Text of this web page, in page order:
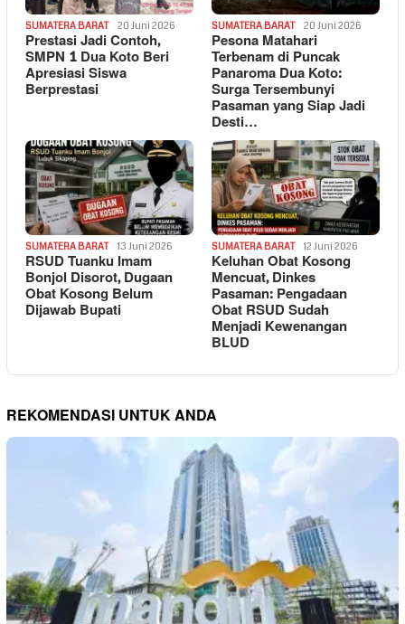
SUMATERA BARAT 20 Juni 2026
Prestasi Jadi Contoh,
SMPN 1 Dua Koto Beri
Apresiasi Siswa
Berprestasi
SUMATERA BARAT 20 Juni 2026
Pesona Matahari
Terbenam di Puncak
Panaroma Dua Koto:
Surga Tersembunyi
Pasaman yang Siap Jadi
Desti…
SUMATERA BARAT 13 Juni 2026
RSUD Tuanku Imam
Bonjol Disorot, Dugaan
Obat Kosong Belum
Dijawab Bupati
SUMATERA BARAT 12 Juni 2026
Keluhan Obat Kosong
Mencuat, Dinkes
Pasaman: Pengadaan
Obat RSUD Sudah
Menjadi Kewenangan
BLUD
REKOMENDASI UNTUK ANDA